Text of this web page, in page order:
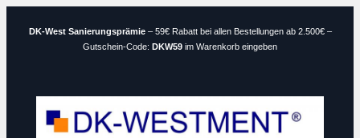
DK-West Sanierungsprämie– 59€ Rabatt bei allen Bestellungen ab 2.500€ –
Gutschein-Code: DKW59 im Warenkorb eingeben